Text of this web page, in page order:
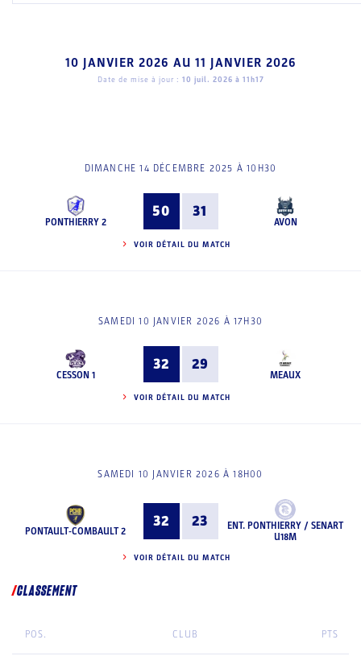
10 JANVIER 2026 AU 11 JANVIER 2026
Date de mise à jour : 10 juil. 2026 à 11h17
DIMANCHE 14 DÉCEMBRE 2025 À 10H30
PONTHIERRY 2
50 31
AVON
VOIR DÉTAIL DU MATCH
SAMEDI 10 JANVIER 2026 À 17H30
CESSON 1
32 29
MEAUX
VOIR DÉTAIL DU MATCH
SAMEDI 10 JANVIER 2026 À 18H00
PONTAULT-COMBAULT 2
32 23
ENT. PONTHIERRY / SENART
U18M
VOIR DÉTAIL DU MATCH
CLASSEMENT
POS. CLUB PTS